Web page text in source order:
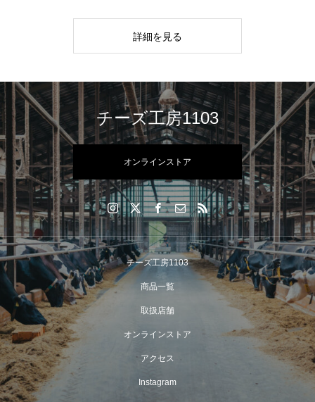
詳細を見る
チーズ工房1103
オンラインストア
チーズ工房1103
商品一覧
取扱店舗
オンラインストア
アクセス
Instagram